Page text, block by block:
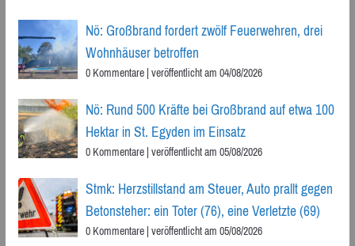
Nö: Großbrand fordert zwölf Feuerwehren, drei
Wohnhäuser betroffen
0 Kommentare|veröffentlicht am 04/08/2026
Nö: Rund 500 Kräfte bei Großbrand auf etwa 100
Hektar in St. Egyden im Einsatz
0 Kommentare|veröffentlicht am 05/08/2026
Stmk: Herzstillstand am Steuer, Auto prallt gegen
Betonsteher: ein Toter (76), eine Verletzte (69)
0 Kommentare|veröffentlicht am 05/08/2026